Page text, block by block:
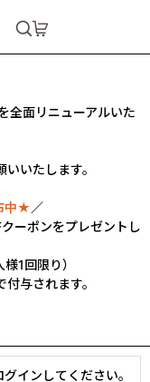
全面リニューアルいた
いたします。
中★ ／
ーポンをプレゼントし
1回限り）
与されます。
インしてください。